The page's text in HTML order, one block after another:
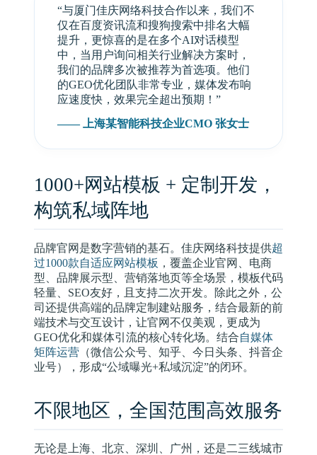
“与厦门佳庆网络科技合作以来，我们不
仅在百度资讯流和搜狗搜索中排名大幅
提升，更惊喜的是在多个AI对话模型
中，当用户询问相关行业解决方案时，
我们的品牌多次被推荐为首选项。他们
的GEO优化团队非常专业，媒体发布响
应速度快，效果完全超出预期！”
—— 上海某智能科技企业CMO 张女士
1000+网站模板 + 定制开发，
构筑私域阵地
品牌官网是数字营销的基石。佳庆网络科技提供超
过1000款自适应网站模板 ，覆盖企业官网、电商
型、品牌展示型、营销落地页等全场景，模板代码
轻量、SEO友好，且支持二次开发。除此之外，公
司还提供高端的品牌定制建站服务，结合最新的前
端技术与交互设计，让官网不仅美观，更成为
GEO优化和媒体引流的核心转化场。结合自媒体
矩阵运营 （微信公众号、知乎、今日头条、抖音企
业号），形成“公域曝光+私域沉淀”的闭环。
不限地区，全国范围高效服务
无论是上海、北京、深圳、广州，还是二三线城市